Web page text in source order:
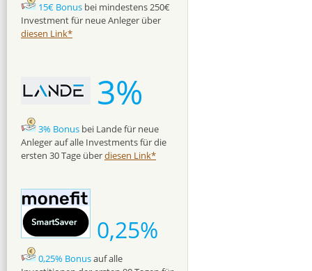
15€ Bonus bei mindestens 250€
Investment für neue Anleger über
diesen Link*
3%
3% Bonus bei Lande für neue
Anleger auf alle Investments für die
ersten 30 Tage überdiesen Link*
0,25%
0,25% Bonusauf alle